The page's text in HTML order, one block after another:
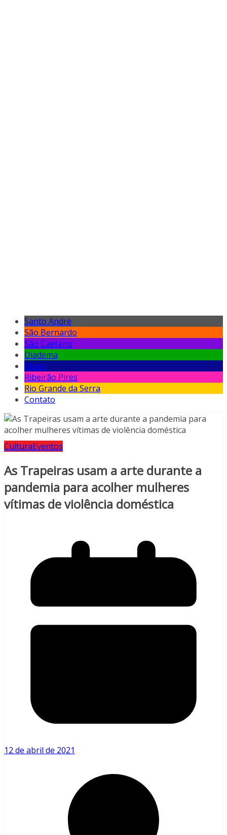
Santo André
São Bernardo
São Caetano
Diadema
Mauá
Ribeirão Pires
Rio Grande da Serra
Contato
CulturaEventos
As Trapeiras usam a arte durante a
pandemia para acolher mulheres
vítimas de violência doméstica
12 de abril de 2021